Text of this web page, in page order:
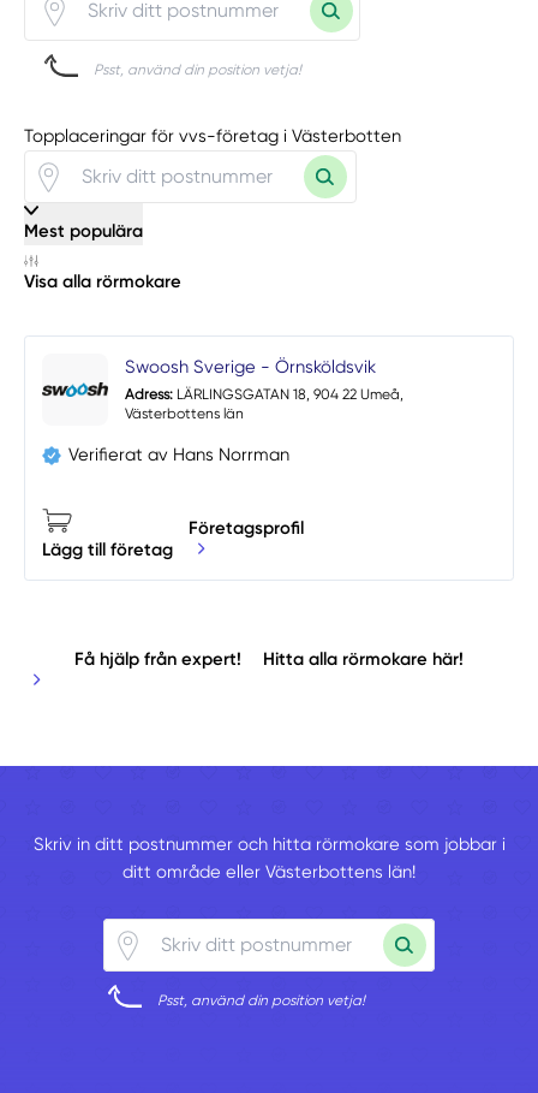
Psst, använd din position vetja!
Topplaceringar för vvs-företag i Västerbotten
Mest populära
Visa alla rörmokare
Swoosh Sverige - Örnsköldsvik
Adress:LÄRLINGSGATAN 18, 904 22 Umeå,
Västerbottens län
Verifierat av Hans Norrman
Lägg till företag
Företagsprofil
Få hjälp från expert! Hitta alla rörmokare här!
Skriv in ditt postnummer och hitta rörmokare som jobbar i
ditt område eller Västerbottens län!
Psst, använd din position vetja!